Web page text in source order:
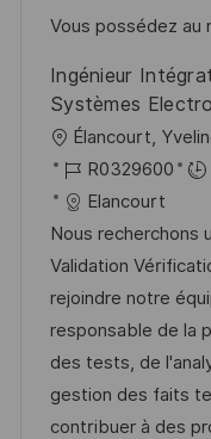
od
a
t
g
r
y
Vous possédez au
Ingénieur
Systèmes
L
o
c
a
t
i
o
n
Élancourt,
J
o
b
I
d
R0329600
Elancourt
Nous recherchons
Validation
rejoindre notre
responsable de la
des tests, de
gestion des faits
contribuer à des